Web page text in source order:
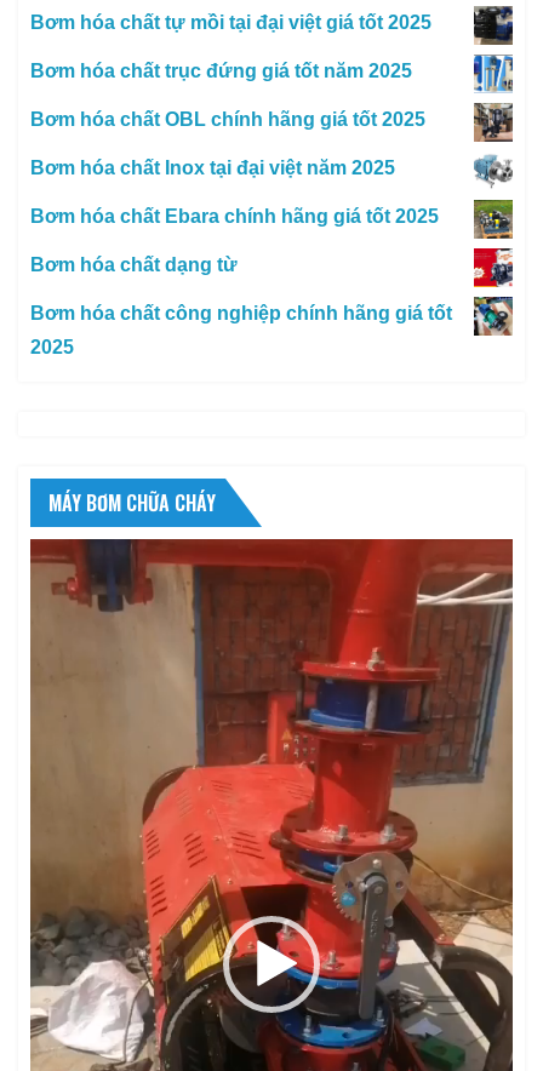
Bơm hóa chất tự mồi tại đại việt giá tốt 2025
Bơm hóa chất trục đứng giá tốt năm 2025
Bơm hóa chất OBL chính hãng giá tốt 2025
Bơm hóa chất Inox tại đại việt năm 2025
Bơm hóa chất Ebara chính hãng giá tốt 2025
Bơm hóa chất dạng từ
Bơm hóa chất công nghiệp chính hãng giá tốt
2025
MÁY BƠM CHỮA CHÁY
Trình
chơi